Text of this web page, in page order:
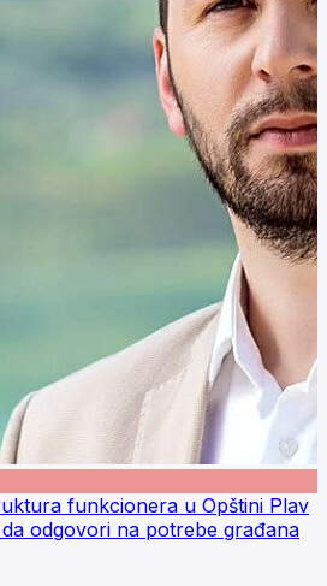
funkcionera u Opštini Plav
odgovori na potrebe građana